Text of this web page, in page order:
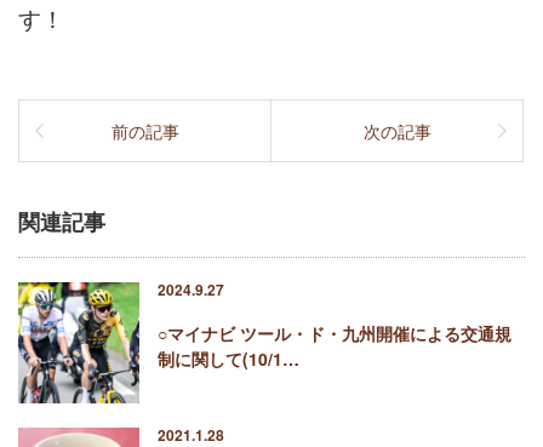
す！
前の記事 次の記事
関連記事
2024.9.27
○マイナビ ツール・ド・九州開催による交通規
制に関して(10/1…
2021.1.28